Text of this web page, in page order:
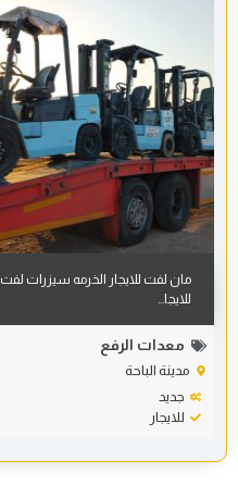
مان لفت للايجار الخرمه سيزرات لفت
للايجا...
معدات الرفع
مدينة الباحة
جديد
للايجار